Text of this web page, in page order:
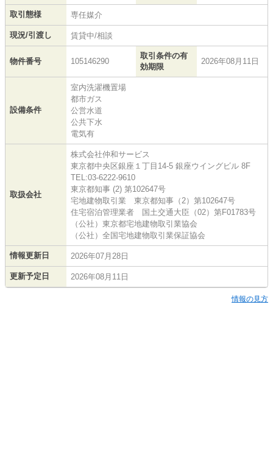
取引態様 専任媒介
現況/引渡し 賃貸中/相談
物件番号 105146290
取引条件の有
効期限
2026年08月11日
設備条件
室内洗濯機置場
都市ガス
公営水道
公共下水
電気有
取扱会社
株式会社仲和サービス
東京都中央区銀座１丁目14-5 銀座ウイングビル 8F
TEL:03-6222-9610
東京都知事 (2) 第102647号
宅地建物取引業 東京都知事（2）第102647号
住宅宿泊管理業者 国土交通大臣（02）第F01783号
（公社）東京都宅地建物取引業協会
（公社）全国宅地建物取引業保証協会
情報更新日 2026年07月28日
更新予定日 2026年08月11日
情報の見方